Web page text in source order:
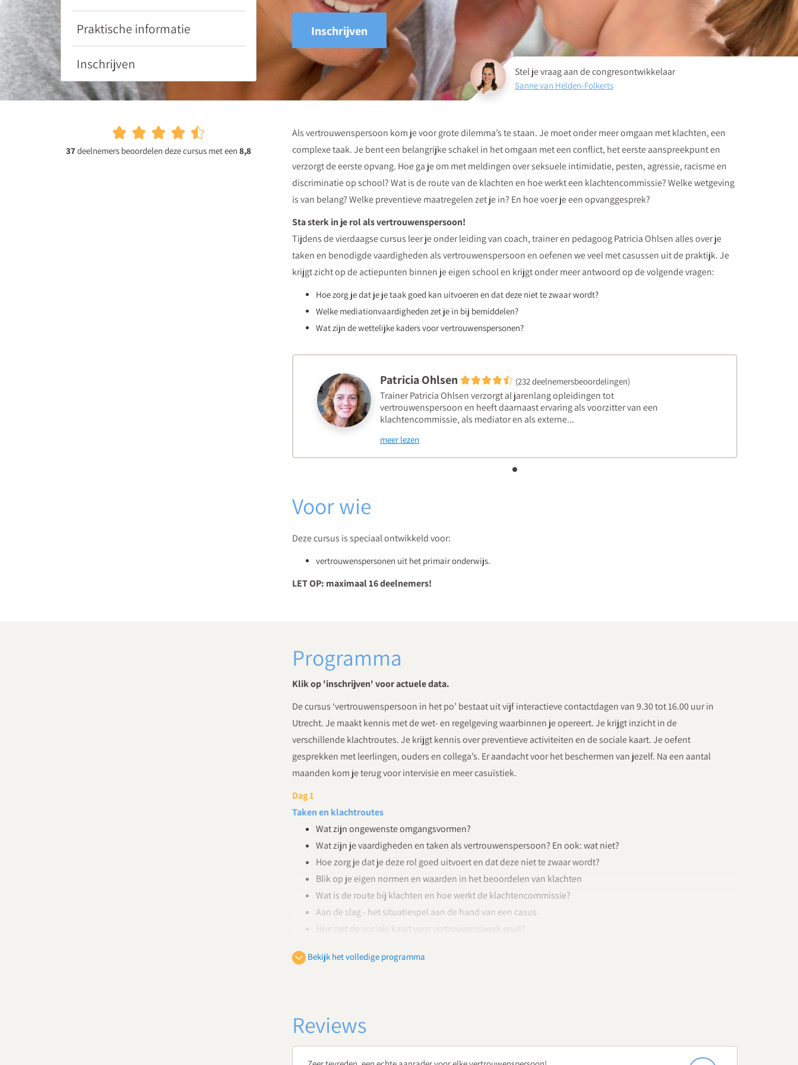
don'ts
bij
een
vertrouwelijk
Praktische informatie
Inschrijven
37deelnemers beoordelen deze cursus met een 8,8
Inschrijven
Stel je vraag aan de congresontwikkelaar
Sanne van Helden-Folkerts
Als vertrouwenspersoon kom je voor grote dilemma’s te staan. Je moet onder meer omgaan met klachten, een
complexe taak. Je bent een belangrijke schakel in het omgaan met een conflict, het eerste aanspreekpunt en
verzorgt de eerste opvang. Hoe ga je om met meldingen over seksuele intimidatie, pesten, agressie, racisme en
discriminatie op school? Wat is de route van de klachten en hoe werkt een klachtencommissie? Welke wetgeving
is van belang? Welke preventieve maatregelen zet je in? En hoe voer je een opvanggesprek?
Sta sterk in je rol als vertrouwenspersoon!
Tijdens de vierdaagse cursus leer je onder leiding van coach, trainer en pedagoog Patricia Ohlsen alles over je
taken en benodigde vaardigheden als vertrouwenspersoon en oefenen we veel met casussen uit de praktijk. Je
krijgt zicht op de actiepunten binnen je eigen school en krijgt onder meer antwoord op de volgende vragen:
Hoe zorg je dat je je taak goed kan uitvoeren en dat deze niet te zwaar wordt?
Welke mediationvaardigheden zet je in bij bemiddelen?
Wat zijn de wettelijke kaders voor vertrouwenspersonen?
Patricia Ohlsen (232 deelnemersbeoordelingen)
Trainer Patricia Ohlsen verzorgt al jarenlang opleidingen tot
vertrouwenspersoon en heeft daarnaast ervaring als voorzitter van een
klachtencommissie, als mediator en als externe...
meer lezen
Voor wie
Deze cursus is speciaal ontwikkeld voor:
vertrouwenspersonen uit het primair onderwijs.
LET OP: maximaal 16 deelnemers!
Programma
Klik op 'inschrijven' voor actuele data.
De cursus ‘vertrouwenspersoon in het po’ bestaat uit vijf interactieve contactdagen van 9.30 tot 16.00 uur in
Utrecht. Je maakt kennis met de wet- en regelgeving waarbinnen je opereert. Je krijgt inzicht in de
verschillende klachtroutes. Je krijgt kennis over preventieve activiteiten en de sociale kaart. Je oefent
gesprekken met leerlingen, ouders en collega’s. Er aandacht voor het beschermen van jezelf. Na een aantal
maanden kom je terug voor intervisie en meer casuïstiek.
Dag 1
Taken en klachtroutes
Wat zijn ongewenste omgangsvormen?
Wat zijn je vaardigheden en taken als vertrouwenspersoon? En ook: wat niet?
Hoe zorg je dat je deze rol goed uitvoert en dat deze niet te zwaar wordt?
Blik op je eigen normen en waarden in het beoordelen van klachten
Wat is de route bij klachten en hoe werkt de klachtencommissie?
Aan de slag - het situatiespel aan de hand van een casus
Hoe ziet de sociale kaart voor vertrouwenswerk eruit?
Dag 2
Welke mediationvaardigheden zet je in bij bemiddelen?
Bekijk het volledige programma
Reviews